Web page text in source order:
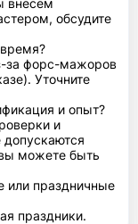
обсудите
за форс-мажоров
Уточните
и опыт?
и
допускаются
можете быть
или праздничные
праздники.